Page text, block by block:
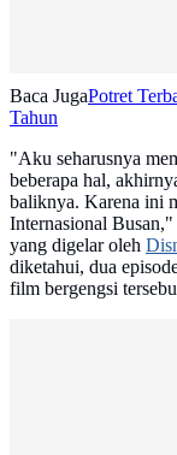
Baca JugaPotret
Tahun
"Aku seharusnya
beberapa hal,
baliknya. Karena ini
Internasional
yang digelar oleh
diketahui, dua
film bergengsi